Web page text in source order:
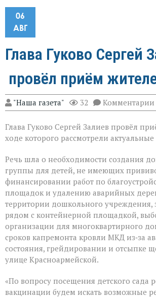
06
АВГ
Глава Гуково Сергей
провёл приём
"Наша газета" 32 Комментарии
Глава Гуково Сергей Залиев провёл
ходе которого рассмотрели
Речь шла о необходимости создания
группы для детей, не имеющих
финансировании работ по
площадок и удалению аварийных
территории дошкольного учреждения,
рядом с контейнерной площадкой,
организации для многоквартирного
сроков капремонта кровли МКД из‑за
состояния, грейдировании и отсыпке
улице Красноармейской.
«По вопросу посещения детского сада
вакцинации будем искать возможные